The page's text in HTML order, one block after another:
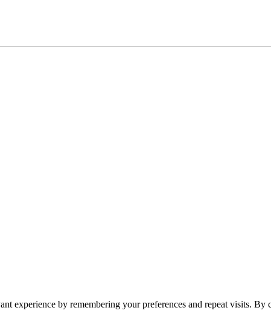
experience by remembering your preferences and repeat visits.